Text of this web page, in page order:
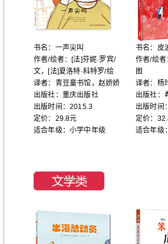
书名：一声尖叫
作者/绘者：[法]芬妮·罗宾/
文，[法]夏洛特·科特罗/绘
译者：青豆童书馆，赵娇娇
出版社：重庆出版社
出版时间：2015.3
定价：29.8元
适合年级：小学中年级
书名：皮
作者/绘者
图
译者：杨
出版社：
出版时间
定价：
适合年级